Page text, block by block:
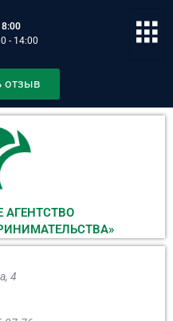
- 14:00
отзыв
АГЕНТСТВО
4​